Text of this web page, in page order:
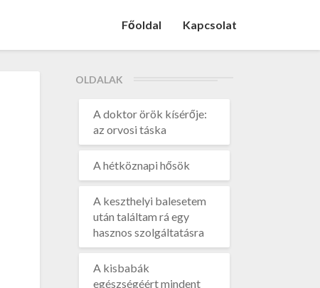
Főoldal Kapcsolat
OLDALAK
A doktor örök kísérője:
az orvosi táska
A hétköznapi hősök
A keszthelyi balesetem
után találtam rá egy
hasznos szolgáltatásra
A kisbabák
egészségéért mindent